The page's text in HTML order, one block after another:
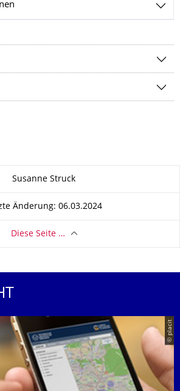
Susanne Struck
Änderung: 06.03.2024
Diese Seite …
© placit